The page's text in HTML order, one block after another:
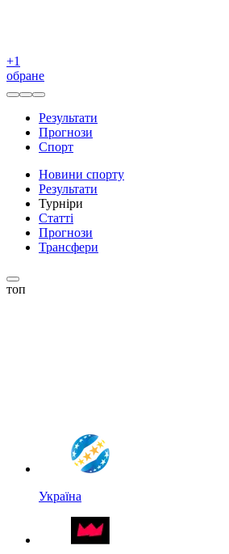
+1
обране
Результати
Прогнози
Спорт
Новини спорту
Результати
Турніри
Статті
Прогнози
Трансфери
топ
Україна